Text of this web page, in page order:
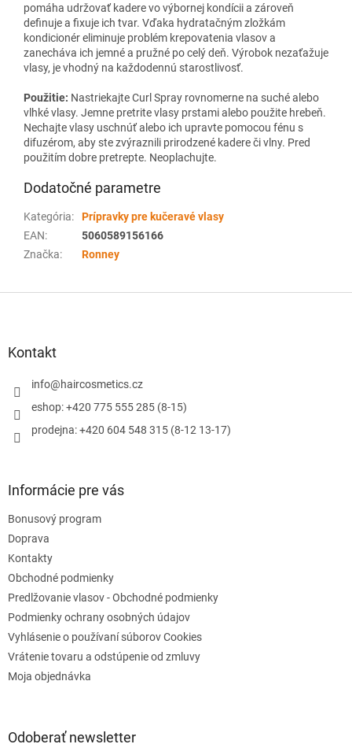
pomáha udržovať kadere vo výbornej kondícii a zároveň
definuje a fixuje ich tvar. Vďaka hydratačným zložkám
kondicionér eliminuje problém krepovatenia vlasov a
zanecháva ich jemné a pružné po celý deň. Výrobok nezaťažuje
vlasy, je vhodný na každodennú starostlivosť.
Použitie: Nastriekajte Curl Spray rovnomerne na suché alebo
vlhké vlasy. Jemne pretrite vlasy prstami alebo použite hrebeň.
Nechajte vlasy uschnúť alebo ich upravte pomocou fénu s
difuzérom, aby ste zvýraznili prirodzené kadere či vlny. Pred
použitím dobre pretrepte. Neoplachujte.
Dodatočné parametre
Kategória:
Prípravky pre kučeravé vlasy
EAN:
5060589156166
Značka: Ronney
Kontakt
info@haircosmetics.cz
eshop: +420 775 555 285 (8-15)
prodejna: +420 604 548 315 (8-12 13-17)
Informácie pre vás
Bonusový program
Doprava
Kontakty
Obchodné podmienky
Predlžovanie vlasov - Obchodné podmienky
Podmienky ochrany osobných údajov
Vyhlásenie o používaní súborov Cookies
Vrátenie tovaru a odstúpenie od zmluvy
Moja objednávka
Odoberať newsletter